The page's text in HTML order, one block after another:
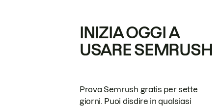
INIZIA OGGI A
USARE SEMRUSH
Prova Semrush gratis per sette
giorni. Puoi disdire in qualsiasi